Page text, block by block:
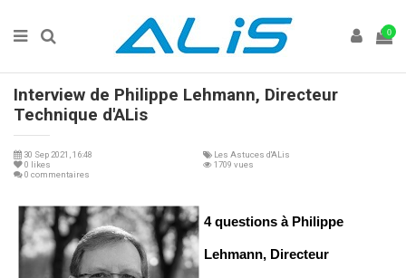
0
Interview de Philippe Lehmann, Directeur
Technique d'ALis
30 Sep 2021, 16:48
Les Astuces d'ALis
0 likes
1709 vues
0 commentaires
4 questions à Philippe
Lehmann, Directeur